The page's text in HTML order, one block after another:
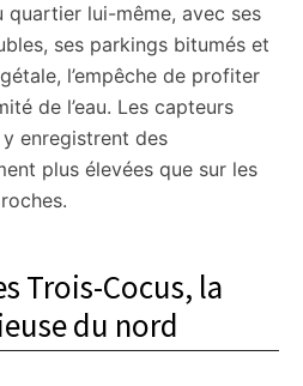
quartier lui-même, avec ses
ses parkings bitumés et
l’empêche de profiter
de l’eau. Les capteurs
enregistrent des
plus élevées que sur les
Trois-Cocus, la
du nord